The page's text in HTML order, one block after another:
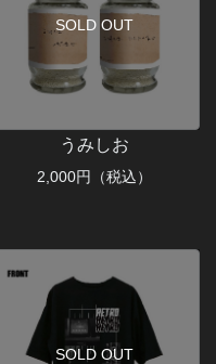
SOLD OUT
うみしお
2,000円（税込）
SOLD OUT